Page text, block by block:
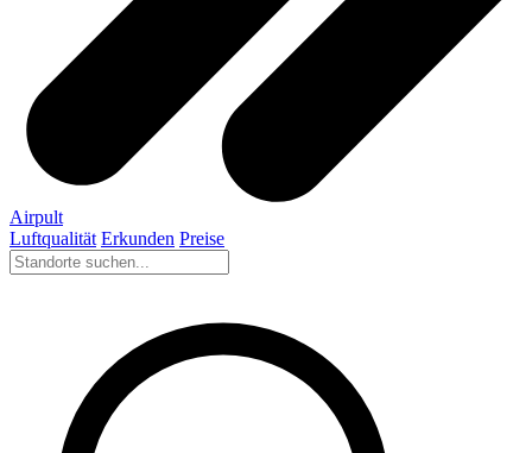
Airpult
Luftqualität Erkunden Preise